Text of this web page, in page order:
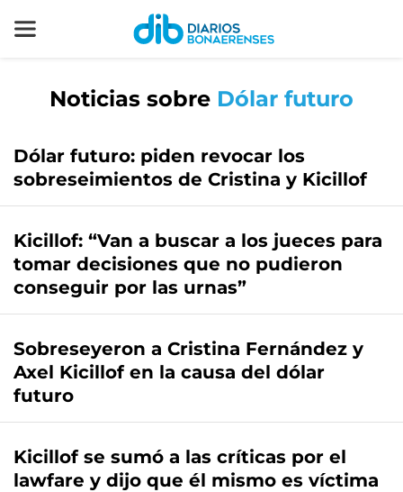
Noticias sobre Dólar futuro
Dólar futuro: piden revocar los
sobreseimientos de Cristina y Kicillof
Kicillof: “Van a buscar a los jueces para
tomar decisiones que no pudieron
conseguir por las urnas”
Sobreseyeron a Cristina Fernández y
Axel Kicillof en la causa del dólar
futuro
Kicillof se sumó a las críticas por el
lawfare y dijo que él mismo es víctima